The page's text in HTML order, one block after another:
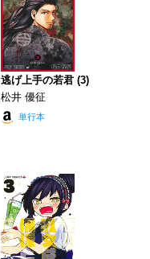
逃げ上手の若君 (3)
松井 優征
単行本